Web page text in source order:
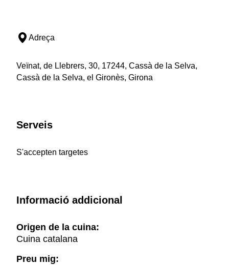
Adreça
Veïnat, de Llebrers, 30, 17244, Cassà de la Selva,
Cassà de la Selva, el Gironès, Girona
Serveis
S'accepten targetes
Informació addicional
Origen de la cuina:
Cuina catalana
Preu mig: